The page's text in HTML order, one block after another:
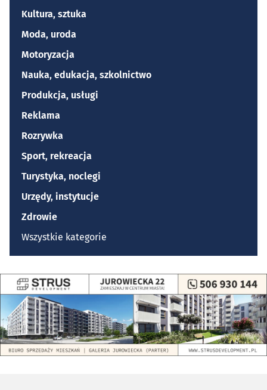
Kultura, sztuka
Moda, uroda
Motoryzacja
Nauka, edukacja, szkolnictwo
Produkcja, usługi
Reklama
Rozrywka
Sport, rekreacja
Turystyka, noclegi
Urzędy, instytucje
Zdrowie
Wszystkie kategorie